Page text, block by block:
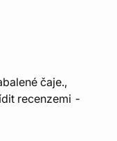
čaje.,
recenzemi -